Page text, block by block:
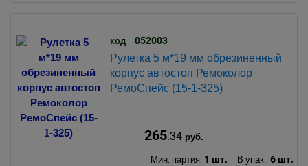
код 052003
Рулетка 5 м*19 мм обрезиненный
корпус автостоп Ремоколор
РемоСпейс (15-1-325)
265.34руб.
Мин. партия: 1 шт. В упак.: 6 шт.